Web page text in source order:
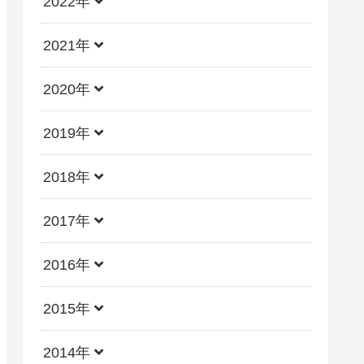
2021年
2020年
2019年
2018年
2017年
2016年
2015年
2014年